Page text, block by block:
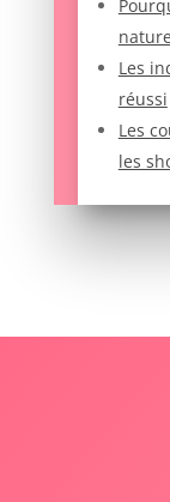
Les
réussi
Les
les